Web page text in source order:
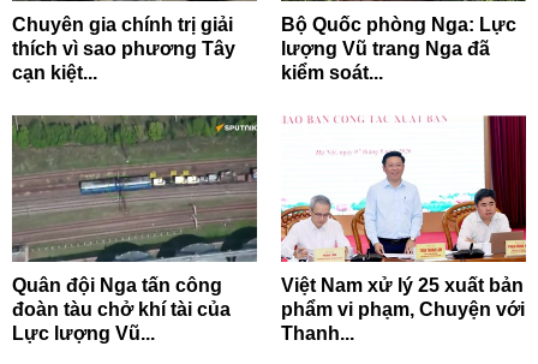
Chuyên gia chính trị giải
thích vì sao phương Tây
cạn kiệt...
Bộ Quốc phòng Nga: Lực
lượng Vũ trang Nga đã
kiểm soát...
Quân đội Nga tấn công
đoàn tàu chở khí tài của
Lực lượng Vũ...
Việt Nam xử lý 25 xuất bản
phẩm vi phạm, Chuyện với
Thanh...